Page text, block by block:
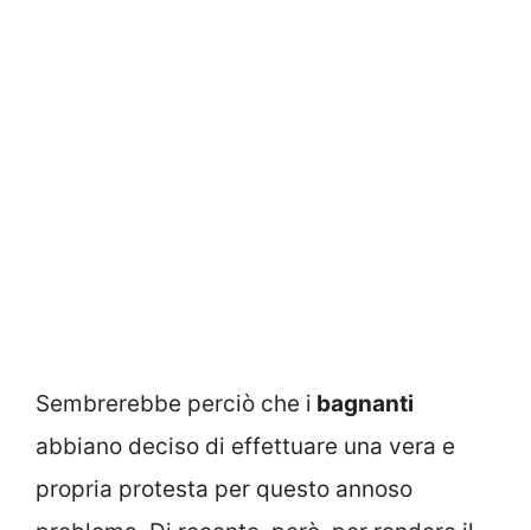
Sembrerebbe perciò che i bagnanti
abbiano deciso di effettuare una vera e
propria protesta per questo annoso